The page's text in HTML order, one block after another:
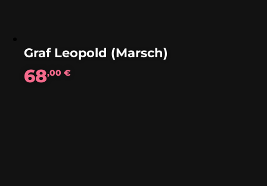
Graf Leopold (Marsch)
68,00€